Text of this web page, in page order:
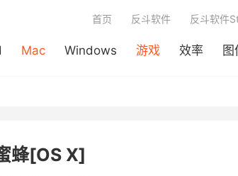
Mac Windows 游戏 效率 图
首页 反斗软件 反斗软件
蜂[OS X]